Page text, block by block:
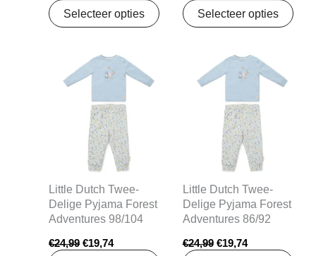
Selecteer opties Selecteer opties
Little Dutch Twee-
Delige Pyjama Forest
Adventures 98/104
€24,99
Oorspronkelijke
prijs
€19,74
Huidige
prijs
€19,74.
Little Dutch Twee-
Delige Pyjama Forest
Adventures 86/92
€24,99
Oorspronkelijke
prijs
€24,99.
€19,74
Huidige
prijs
€19,74.